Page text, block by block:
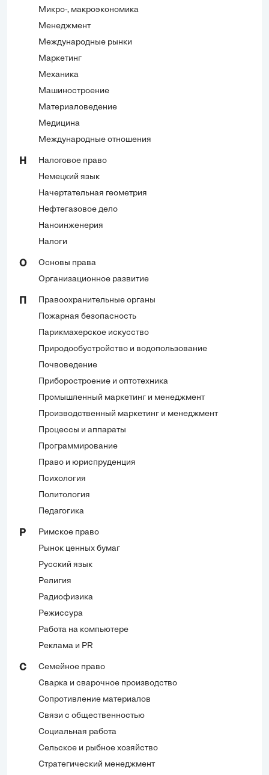
Микро-, макроэкономика
Менеджмент
Международные рынки
Маркетинг
Механика
Машиностроение
Материаловедение
Медицина
Международные отношения
Н
Налоговое право
Немецкий язык
Начертательная геометрия
Нефтегазовое дело
Наноинженерия
Налоги
О
Основы права
Организационное развитие
Правоохранительные органы
Пожарная безопасность
Парикмахерское искусство
Природообустройство и водопользование
Почвоведение
Приборостроение и оптотехника
Промышленный маркетинг и менеджмент
Производственный маркетинг и менеджмент
Процессы и аппараты
Программирование
Право и юриспруденция
Психология
Политология
Педагогика
Р
Римское право
Рынок ценных бумаг
Русский язык
Религия
Радиофизика
Режиссура
Работа на компьютере
Реклама и PR
С
Семейное право
Сварка и сварочное производство
Сопротивление материалов
Связи с общественностью
Социальная работа
Сельское и рыбное хозяйство
Стратегический менеджмент